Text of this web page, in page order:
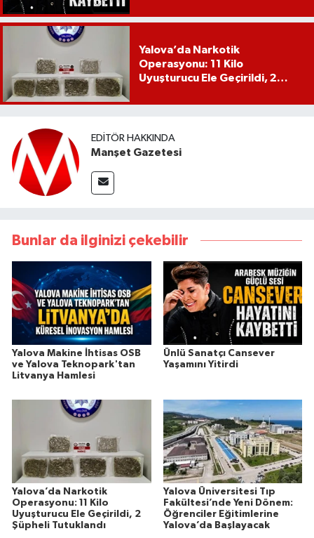
Yalova’da Narkotik
Operasyonu: 11 Kilo
Uyuşturucu Ele Geçirildi, 2
EDITÖR HAKKINDA
Manşet Gazetesi
Bunlar da ilginizi çekebilir
Yalova Makine İhtisas OSB
ve Yalova Teknopark'tan
Litvanya Hamlesi
Ünlü Sanatçı Cansever
Yaşamını Yitirdi
Yalova’da Narkotik
Operasyonu: 11 Kilo
Uyuşturucu Ele Geçirildi, 2
Şüpheli Tutuklandı
Yalova Üniversitesi Tıp
Fakültesi’nde Yeni Dönem:
Öğrenciler Eğitimlerine
Yalova’da Başlayacak